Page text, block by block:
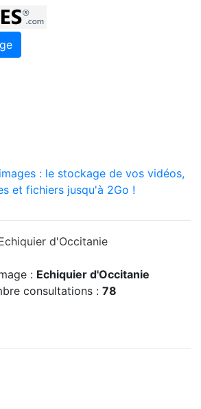
: le stockage de vos vidéos,
et fichiers jusqu'à 2Go !
: Echiquier d'Occitanie
consultations : 78